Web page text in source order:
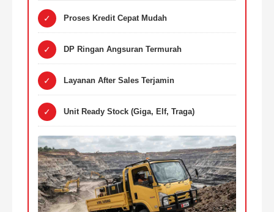
✓ Proses Kredit Cepat Mudah
✓ DP Ringan Angsuran Termurah
✓ Layanan After Sales Terjamin
✓ Unit Ready Stock (Giga, Elf, Traga)